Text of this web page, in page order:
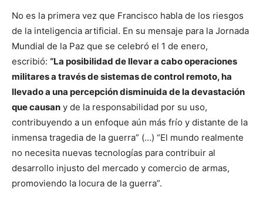
No es la primera vez que Francisco habla de los riesgos
de la inteligencia artificial. En su mensaje para la Jornada
Mundial de la Paz que se celebró el 1 de enero,
escribió: “La posibilidad de llevar a cabo operaciones
militares a través de sistemas de control remoto, ha
llevado a una percepción disminuida de la devastación
que causan y de la responsabilidad por su uso,
contribuyendo a un enfoque aún más frío y distante de la
inmensa tragedia de la guerra” (…) “El mundo realmente
no necesita nuevas tecnologías para contribuir al
desarrollo injusto del mercado y comercio de armas,
promoviendo la locura de la guerra”.